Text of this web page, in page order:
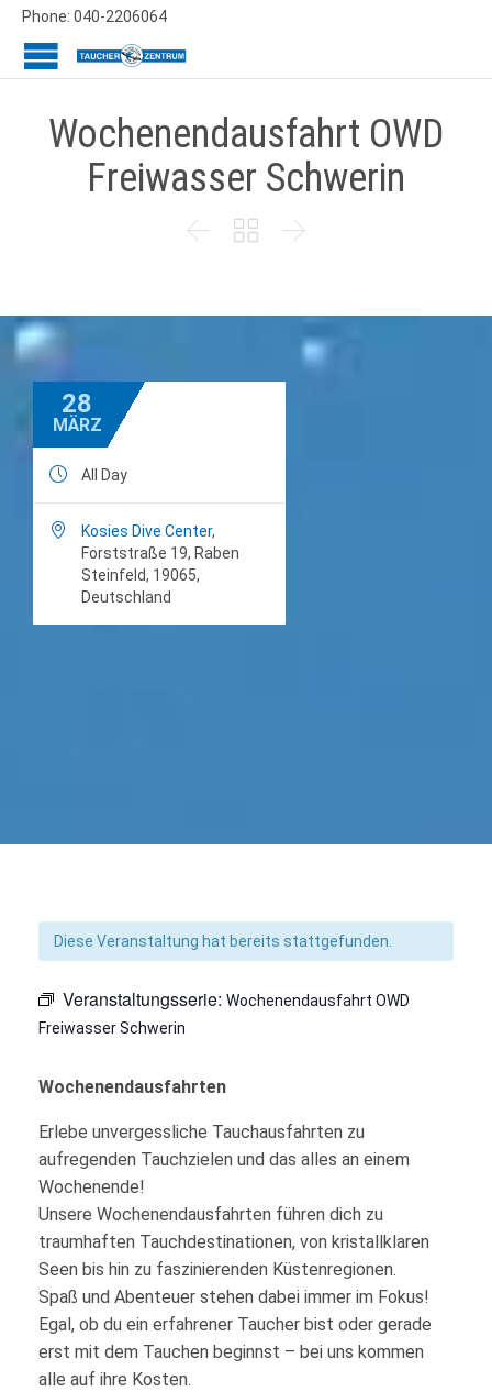
Phone: 040-2206064
Wochenendausfahrt OWD
Freiwasser Schwerin
  
28
MÄRZ
 All Day
 Kosies Dive Center,
Forststraße 19, Raben
Steinfeld, 19065,
Deutschland
Diese Veranstaltung hat bereits stattgefunden.
Veranstaltungsserie: Wochenendausfahrt OWD
Freiwasser Schwerin
Wochenendausfahrten
Erlebe unvergessliche Tauchausfahrten zu
aufregenden Tauchzielen und das alles an einem
Wochenende!
Unsere Wochenendausfahrten führen dich zu
traumhaften Tauchdestinationen, von kristallklaren
Seen bis hin zu faszinierenden Küstenregionen.
Spaß und Abenteuer stehen dabei immer im Fokus!
Egal, ob du ein erfahrener Taucher bist oder gerade
erst mit dem Tauchen beginnst – bei uns kommen
alle auf ihre Kosten.